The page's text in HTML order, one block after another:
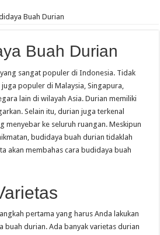
Buah Durian
Buah Durian
sangat populer di Indonesia. Tidak
populer di Malaysia, Singapura,
lain di wilayah Asia. Durian memiliki
Selain itu, durian juga terkenal
menyebar ke seluruh ruangan. Meskipun
budidaya buah durian tidaklah
akan membahas cara budidaya buah
pertama yang harus Anda lakukan
buah durian. Ada banyak varietas durian